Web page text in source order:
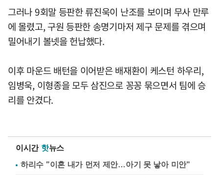
그러나 9회말 등판한 류진욱이 난조를 보이며 무사 만루
에 몰렸고, 구원 등판한 송명기마저 제구 문제를 겪으며
밀어내기 볼넷을 헌납했다.
이후 마운드 배턴을 이어받은 배재환이 케스턴 하우리,
임병욱, 이형종을 모두 삼진으로 꽁꽁 묶으면서 팀에 승
리를 안겼다.
이시간 핫뉴스
하리수 "이혼 내가 먼저 제안…아기 못 낳아 미안"